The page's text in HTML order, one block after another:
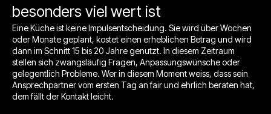
besonders viel wert ist
Eine Küche ist keine Impulsentscheidung. Sie wird über Wochen
oder Monate geplant, kostet einen erheblichen Betrag und wird
dann im Schnitt 15 bis 20 Jahre genutzt. In diesem Zeitraum
stellen sich zwangsläufig Fragen, Anpassungswünsche oder
gelegentlich Probleme. Wer in diesem Moment weiss, dass sein
Ansprechpartner vom ersten Tag an fair und ehrlich beraten hat,
dem fällt der Kontakt leicht.